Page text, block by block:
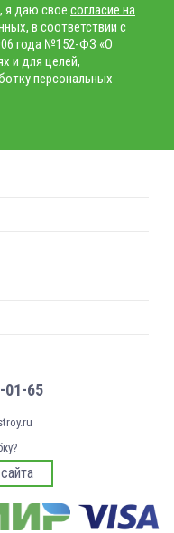
я даю свое согласие на
, в соответствии с
года №152-ФЗ «О
и для целей,
персональных
01-65